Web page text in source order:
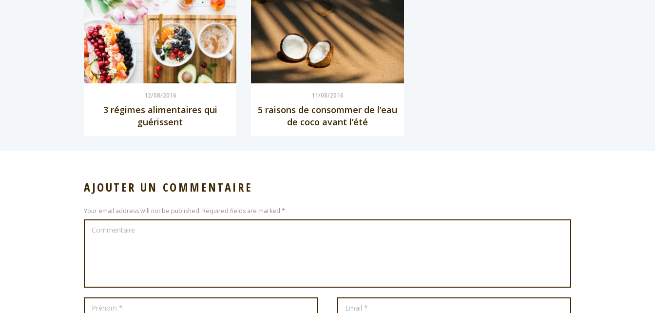
12/08/2016
3 régimes alimentaires qui
guérissent
11/08/2016
5 raisons de consommer de l’eau
de coco avant l’été
AJOUTER UN COMMENTAIRE
Your email address will not be published. Required fields are marked *